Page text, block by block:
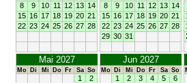
8
9 10 11 12 13 14
15 16 17 18 19 20 21
22 23 24 25 26 27 28
8
9 10 11 12 13 14
15 16 17 18 19 20 21
22 23 24 25 26 27 28
29 30 31
Mai 2027
Mo Di Mi Do Fr Sa So
1
2
Jun 2027
Mo Di Mi Do Fr Sa So
1 2 3 4 5
6